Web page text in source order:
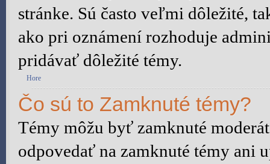
stránke. Sú často veľmi dôležité,
ako pri oznámení rozhoduje
pridávať dôležité témy.
Hore
Čo sú to Zamknuté témy?
Témy môžu byť zamknuté
odpovedať na zamknuté témy ani